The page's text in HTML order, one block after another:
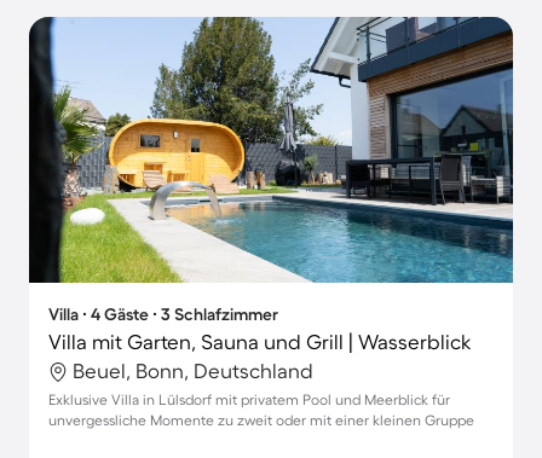
Villa ∙ 4 Gäste ∙ 3 Schlafzimmer
Villa mit Garten, Sauna und Grill | Wasserblick
Beuel, Bonn, Deutschland
Exklusive Villa in Lülsdorf mit privatem Pool und Meerblick für
unvergessliche Momente zu zweit oder mit einer kleinen Gruppe